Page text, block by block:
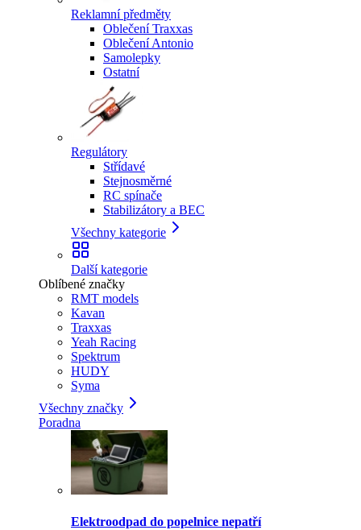
Reklamní předměty
Oblečení Traxxas
Oblečení Antonio
Samolepky
Ostatní
Regulátory
Střídavé
Stejnosměrné
RC spínače
Stabilizátory a BEC
Všechny kategorie
Další kategorie
Oblíbené značky
RMT models
Kavan
Traxxas
Yeah Racing
Spektrum
HUDY
Syma
Všechny značky
Poradna
Elektroodpad do popelnice nepatří